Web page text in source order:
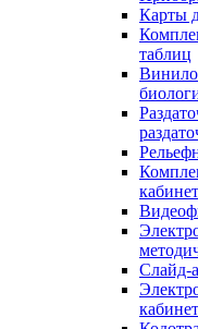
Карты
таблиц
Слайд-